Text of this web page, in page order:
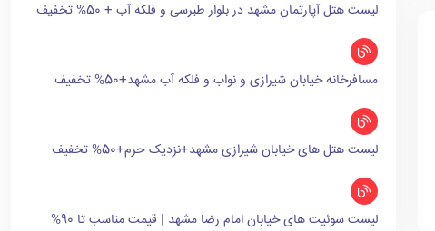
لیست هتل آپارتمان مشهد در بلوار طبرسی و فلکه آب + 50% تخفیف
مسافرخانه خیابان شیرازی و نواب و فلکه آب مشهد+50% تخفیف
لیست هتل های خیابان شیرازی مشهد+نزدیک حرم+50% تخفیف
لیست سوئیت های خیابان امام رضا مشهد | قیمت مناسب تا 90%